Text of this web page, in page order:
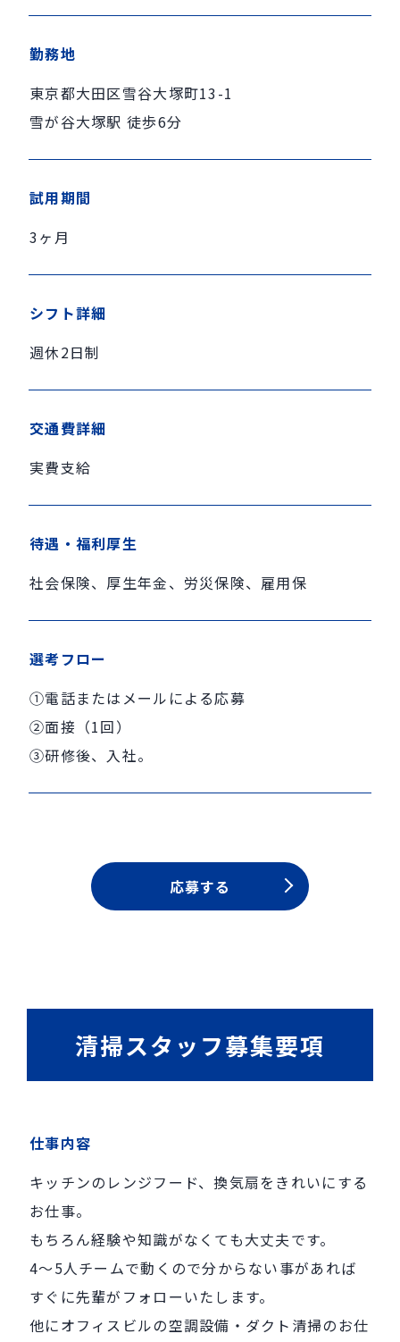
勤務地
東京都大田区雪谷大塚町13-1
雪が谷大塚駅 徒歩6分
試用期間
3ヶ月
シフト詳細
週休2日制
交通費詳細
実費支給
待遇・福利厚生
社会保険、厚生年金、労災保険、雇用保
選考フロー
①電話またはメールによる応募
②面接（1回）
③研修後、入社。
応募する
清掃スタッフ募集要項
仕事内容
キッチンのレンジフード、換気扇をきれいにする
お仕事。
もちろん経験や知識がなくても大丈夫です。
4～5人チームで動くので分からない事があれば
すぐに先輩がフォローいたします。
他にオフィスビルの空調設備・ダクト清掃のお仕